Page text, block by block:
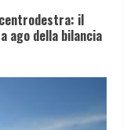
il
ago della bilancia